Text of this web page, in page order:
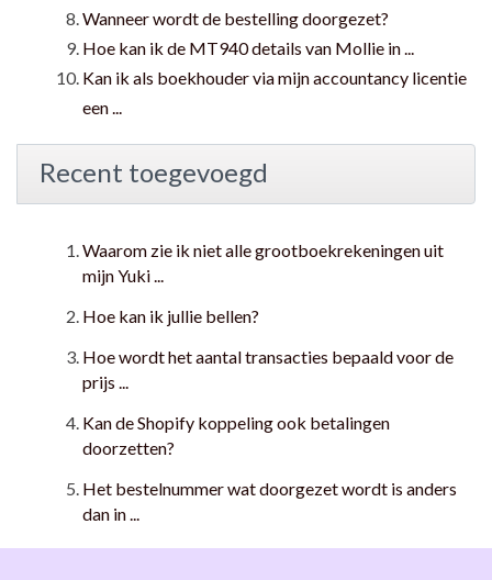
Wanneer wordt de bestelling doorgezet?
Hoe kan ik de MT940 details van Mollie in ...
Kan ik als boekhouder via mijn accountancy licentie
een ...
Recent toegevoegd
Waarom zie ik niet alle grootboekrekeningen uit
mijn Yuki ...
Hoe kan ik jullie bellen?
Hoe wordt het aantal transacties bepaald voor de
prijs ...
Kan de Shopify koppeling ook betalingen
doorzetten?
Het bestelnummer wat doorgezet wordt is anders
dan in ...